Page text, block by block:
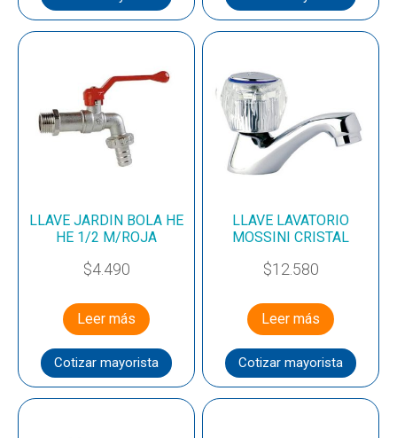
LLAVE JARDIN BOLA HE
HE 1/2 M/ROJA
$4.490
Leer más
Cotizar mayorista
LLAVE LAVATORIO
MOSSINI CRISTAL
$12.580
Leer más
Cotizar mayorista